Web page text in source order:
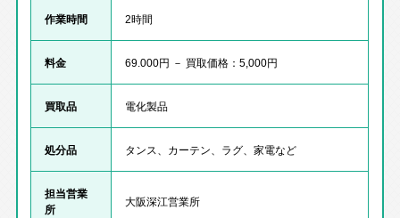
作業時間 2時間
料金 69.000円 － 買取価格：5,000円
買取品 電化製品
処分品 タンス、カーテン、ラグ、家電など
担当営業
所
大阪深江営業所